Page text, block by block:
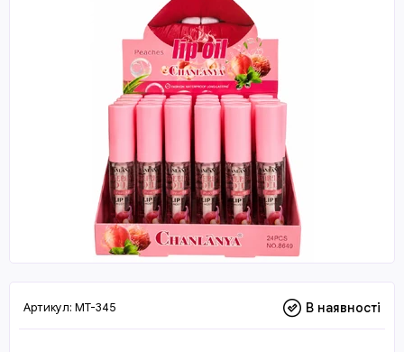
Артикул: MT-345 В наявності